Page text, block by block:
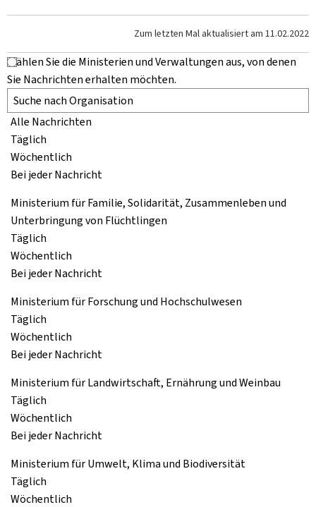
Zum letzten Mal aktualisiert am 11.02.2022
Wählen Sie die Ministerien und Verwaltungen aus, von denen
Sie Nachrichten erhalten möchten.
Alle Nachrichten
Täglich
Wöchentlich
Bei jeder Nachricht
Ministerium für Familie, Solidarität, Zusammenleben und
Unterbringung von Flüchtlingen
Täglich
Wöchentlich
Bei jeder Nachricht
Ministerium für Forschung und Hochschulwesen
Täglich
Wöchentlich
Bei jeder Nachricht
Ministerium für Landwirtschaft, Ernährung und Weinbau
Täglich
Wöchentlich
Bei jeder Nachricht
Ministerium für Umwelt, Klima und Biodiversität
Täglich
Wöchentlich